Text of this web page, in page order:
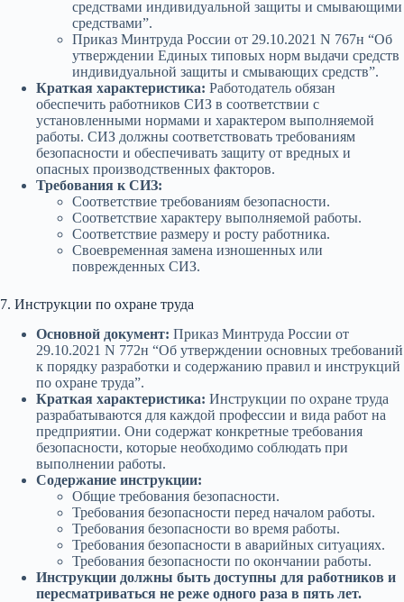
средствами индивидуальной защиты и смывающими
средствами”.
Приказ Минтруда России от 29.10.2021 N 767н “Об
утверждении Единых типовых норм выдачи средств
индивидуальной защиты и смывающих средств”.
Краткая характеристика: Работодатель обязан
обеспечить работников СИЗ в соответствии с
установленными нормами и характером выполняемой
работы. СИЗ должны соответствовать требованиям
безопасности и обеспечивать защиту от вредных и
опасных производственных факторов.
Требования к СИЗ:
Соответствие требованиям безопасности.
Соответствие характеру выполняемой работы.
Соответствие размеру и росту работника.
Своевременная замена изношенных или
поврежденных СИЗ.
7. Инструкции по охране труда
Основной документ: Приказ Минтруда России от
29.10.2021 N 772н “Об утверждении основных требований
к порядку разработки и содержанию правил и инструкций
по охране труда”.
Краткая характеристика: Инструкции по охране труда
разрабатываются для каждой профессии и вида работ на
предприятии. Они содержат конкретные требования
безопасности, которые необходимо соблюдать при
выполнении работы.
Содержание инструкции:
Общие требования безопасности.
Требования безопасности перед началом работы.
Требования безопасности во время работы.
Требования безопасности в аварийных ситуациях.
Требования безопасности по окончании работы.
Инструкции должны быть доступны для работников и
пересматриваться не реже одного раза в пять лет.